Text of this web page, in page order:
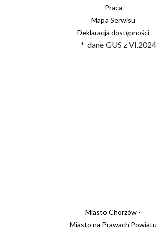
Praca
Mapa Serwisu
Deklaracja dostępności
* dane GUS z VI.2024
Miasto Chorzów -
Miasto na Prawach Powiatu